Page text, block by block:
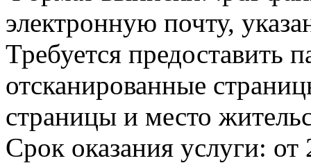
электронную почту,
Требуется предоставить
отсканированные
страницы и место
Срок оказания услуги: от